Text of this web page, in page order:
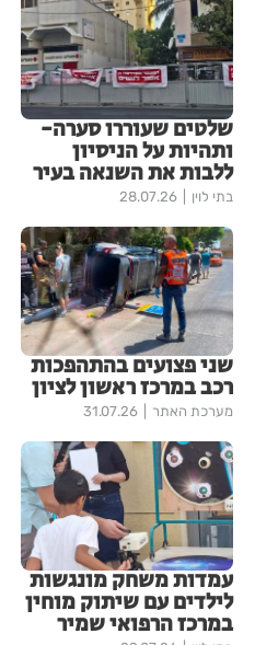
שלטים שעוררו סערה-
ותהיות על הניסיון
ללבות את השנאה בעיר
בתי לוין 28.07.26
שני פצועים בהתהפכות
רכב במרכז ראשון לציון
מערכת האתר 31.07.26
עמדות משחק מונגשות
לילדים עם שיתוק מוחין
במרכז הרפואי שמיר